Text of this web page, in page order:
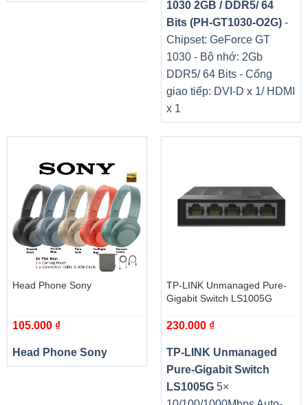
1030 2GB / DDR5/ 64
Bits (PH-GT1030-O2G)-
Chipset: GeForce GT
1030 - Bộ nhớ: 2Gb
DDR5/ 64 Bits - Cổng
giao tiếp: DVI-D x 1/ HDMI
x 1
Head Phone Sony
105.000 ₫
Head Phone Sony
TP-LINK Unmanaged Pure-
Gigabit Switch LS1005G
230.000 ₫
TP-LINK Unmanaged
Pure-Gigabit Switch
LS1005G5×